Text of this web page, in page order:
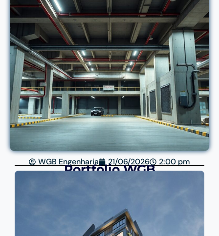
WGB Engenharia 21/06/2026 2:00 pm
Portfólio WGB